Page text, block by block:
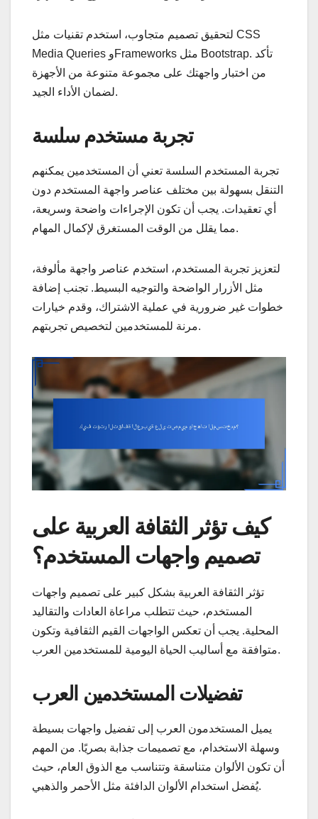
لتحقيق تصميم متجاوب، استخدم تقنيات مثل CSS
Media Queries وFrameworks مثل Bootstrap. تأكد
من اختبار واجهتك على مجموعة متنوعة من الأجهزة
لضمان الأداء الجيد.
تجربة مستخدم سلسة
تجربة المستخدم السلسة تعني أن المستخدمين يمكنهم
التنقل بسهولة بين مختلف عناصر واجهة المستخدم دون
أي تعقيدات. يجب أن تكون الإجراءات واضحة وسريعة،
مما يقلل من الوقت المستغرق لإكمال المهام.
لتعزيز تجربة المستخدم، استخدم عناصر واجهة مألوفة،
مثل الأزرار الواضحة والتوجيه البسيط. تجنب إضافة
خطوات غير ضرورية في عملية الاشتراك، وقدم خيارات
مرنة للمستخدمين لتخصيص تجربتهم.
كيف تؤثر الثقافة العربية على
تصميم واجهات المستخدم؟
تؤثر الثقافة العربية بشكل كبير على تصميم واجهات
المستخدم، حيث تتطلب مراعاة العادات والتقاليد
المحلية. يجب أن تعكس الواجهات القيم الثقافية وتكون
متوافقة مع أساليب الحياة اليومية للمستخدمين العرب.
تفضيلات المستخدمين العرب
يميل المستخدمون العرب إلى تفضيل واجهات بسيطة
وسهلة الاستخدام، مع تصميمات جذابة بصريًا. من المهم
أن تكون الألوان متناسقة وتتناسب مع الذوق العام، حيث
يُفضل استخدام الألوان الدافئة مثل الأحمر والذهبي.